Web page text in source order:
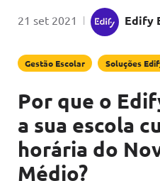
Por que o
a sua escola
horária do
Médio?
Publicado em
21 set 2021 | por Edify
Gestão Escolar Soluções